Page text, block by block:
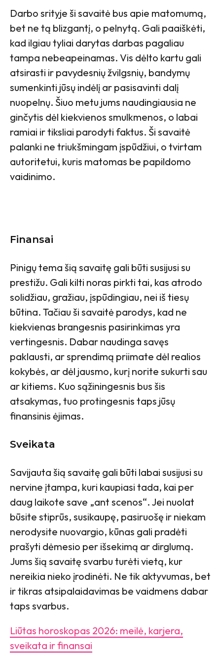
Darbo srityje ši savaitė bus apie matomumą,
bet ne tą blizgantį, o pelnytą. Gali paaiškėti,
kad ilgiau tyliai darytas darbas pagaliau
tampa nebeapeinamas. Vis dėlto kartu gali
atsirasti ir pavydesnių žvilgsnių, bandymų
sumenkinti jūsų indėlį ar pasisavinti dalį
nuopelnų. Šiuo metu jums naudingiausia ne
ginčytis dėl kiekvienos smulkmenos, o labai
ramiai ir tiksliai parodyti faktus. Ši savaitė
palanki ne triukšmingam įspūdžiui, o tvirtam
autoritetui, kuris matomas be papildomo
vaidinimo.
Finansai
Pinigų tema šią savaitę gali būti susijusi su
prestižu. Gali kilti noras pirkti tai, kas atrodo
solidžiau, gražiau, įspūdingiau, nei iš tiesų
būtina. Tačiau ši savaitė parodys, kad ne
kiekvienas brangesnis pasirinkimas yra
vertingesnis. Dabar naudinga savęs
paklausti, ar sprendimą priimate dėl realios
kokybės, ar dėl jausmo, kurį norite sukurti sau
ar kitiems. Kuo sąžiningesnis bus šis
atsakymas, tuo protingesnis taps jūsų
finansinis ėjimas.
Sveikata
Savijauta šią savaitę gali būti labai susijusi su
nervine įtampa, kuri kaupiasi tada, kai per
daug laikote save „ant scenos“. Jei nuolat
būsite stiprūs, susikaupę, pasiruošę ir niekam
nerodysite nuovargio, kūnas gali pradėti
prašyti dėmesio per išsekimą ar dirglumą.
Jums šią savaitę svarbu turėti vietą, kur
nereikia nieko įrodinėti. Ne tik aktyvumas, bet
ir tikras atsipalaidavimas be vaidmens dabar
taps svarbus.
Liūtas horoskopas 2026: meilė, karjera,
sveikata ir finansai